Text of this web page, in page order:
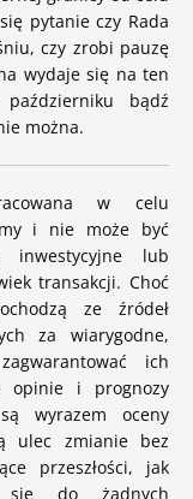
pytanie czy Rada
czy zrobi pauzę
wydaje się na ten
bądź
można.
w celu
i nie może być
inwestycyjne lub
transakcji. Choć
ze źródeł
za wiarygodne,
ich
opinie i prognozy
wyrazem oceny
ulec zmianie bez
przeszłości, jak
się do żadnych